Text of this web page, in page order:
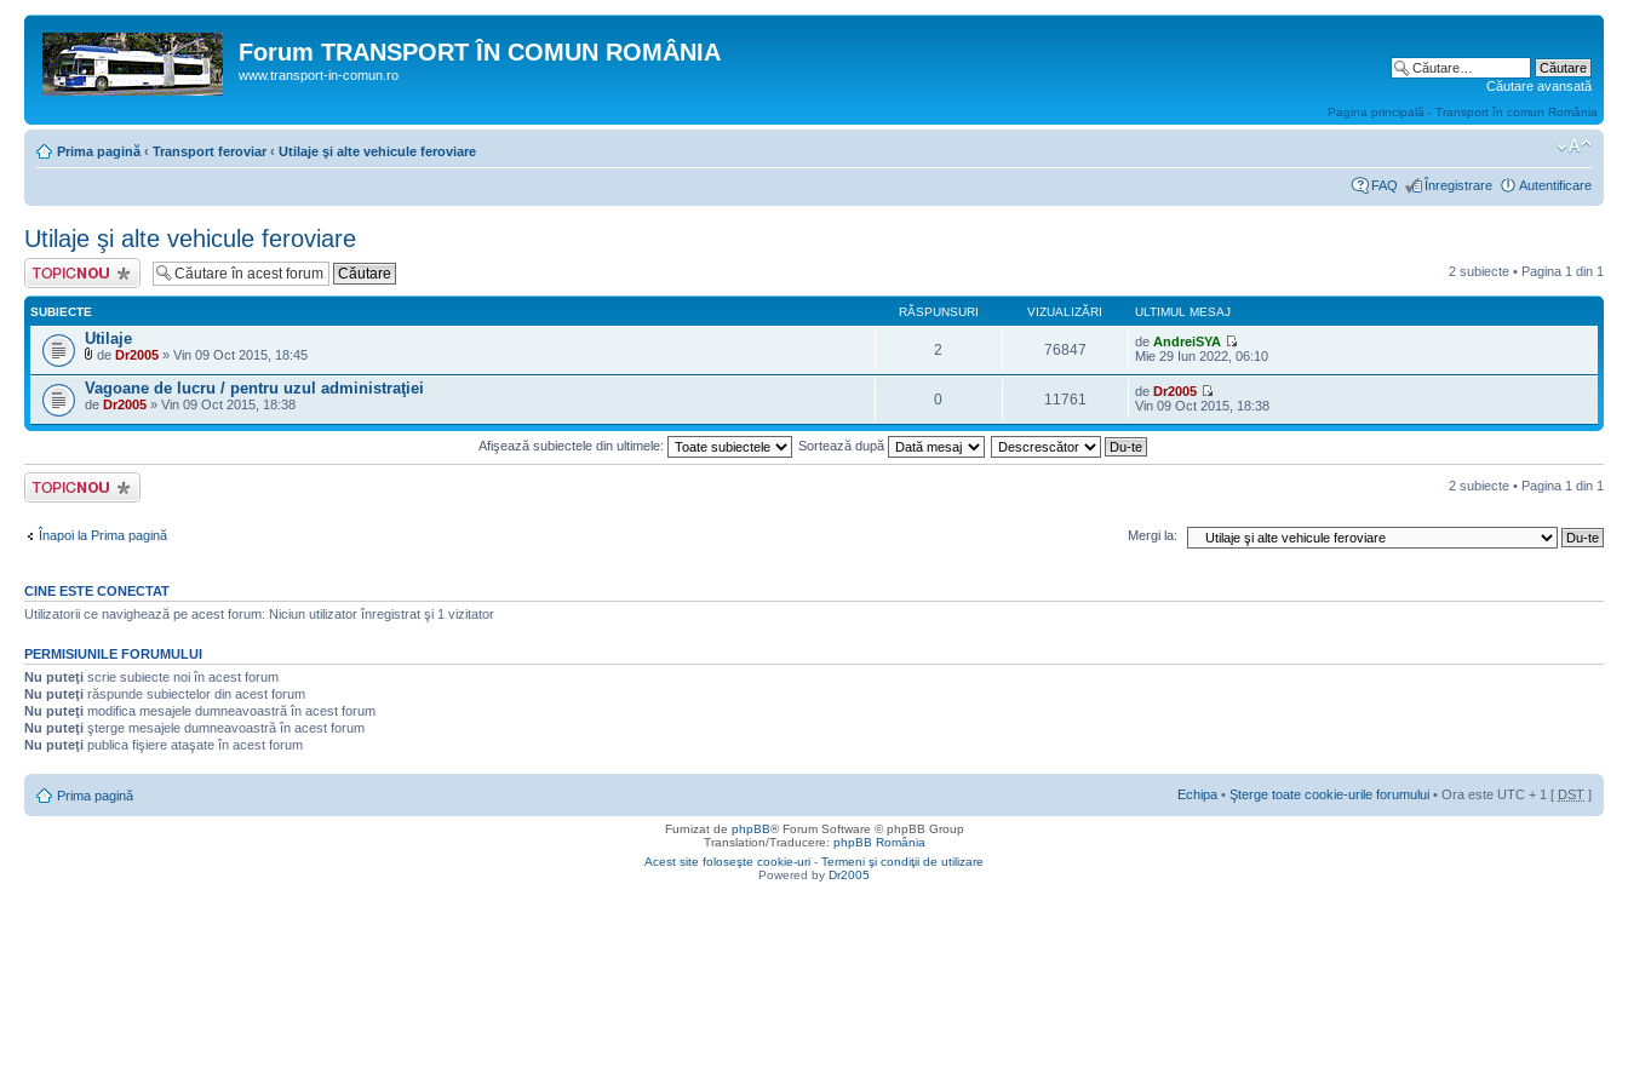
Forum TRANSPORT ÎN COMUN ROMÂNIA
www.transport-in-comun.ro
Căutare avansată
Pagina principală - Transport în comun România
Prima pagină ‹ Transport feroviar ‹ Utilaje şi alte vehicule feroviare
FAQ Înregistrare Autentificare
Utilaje şi alte vehicule feroviare
Scrie un subiect
nou
2 subiecte • Pagina 1 din 1
SUBIECTE RĂSPUNSURI VIZUALIZĂRI ULTIMUL MESAJ
Utilaje
de Dr2005 » Vin 09 Oct 2015, 18:45 2 76847 deAndreiSYA
Mie 29 Iun 2022, 06:10
Vagoane de lucru / pentru uzul administraţiei
de Dr2005 » Vin 09 Oct 2015, 18:38 0 11761 deDr2005
Vin 09 Oct 2015, 18:38
Afişează subiectele din ultimele: Sortează după
Scrie un subiect
nou
2 subiecte • Pagina 1 din 1
Înapoi la Prima pagină Mergi la:
CINE ESTE CONECTAT
Utilizatorii ce navighează pe acest forum: Niciun utilizator înregistrat şi 1 vizitator
PERMISIUNILE FORUMULUI
Nu puteţi scrie subiecte noi în acest forum
Nu puteţi răspunde subiectelor din acest forum
Nu puteţi modifica mesajele dumneavoastră în acest forum
Nu puteţi şterge mesajele dumneavoastră în acest forum
Nu puteţi publica fişiere ataşate în acest forum
Prima pagină Echipa • Şterge toate cookie-urile forumului • Ora este UTC + 1 [ DST ]
Furnizat de phpBB® Forum Software © phpBB Group
Translation/Traducere: phpBB România
Acest site foloseşte cookie-uri - Termeni şi condiţii de utilizare
Powered by Dr2005